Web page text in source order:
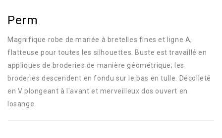
Perm
Magnifique robe de mariée à bretelles fines et ligne A,
flatteuse pour toutes les silhouettes. Buste est travaillé en
appliques de broderies de manière géométrique; les
broderies descendent en fondu sur le bas en tulle. Décolleté
en V plongeant à l'avant et merveilleux dos ouvert en
losange.